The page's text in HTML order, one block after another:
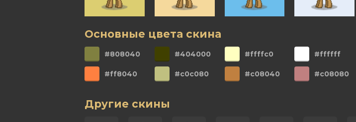
Основные цвета скина
#808040 #404000 #ffffc0 #ffffff
#ff8040 #c0c080 #c08040 #c08080
Другие скины